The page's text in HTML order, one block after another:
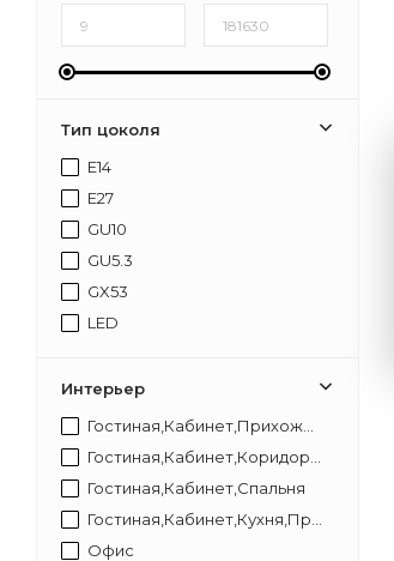
Тип цоколя
E14
E27
GU10
GU5.3
GX53
LED
Интерьер
Гостиная,Кабинет,Прихожая,Спальня
Гостиная,Кабинет,Коридор,Прихожая,Спальня
Гостиная,Кабинет,Спальня
Гостиная,Кабинет,Кухня,Прихожая,Спальня
Офис